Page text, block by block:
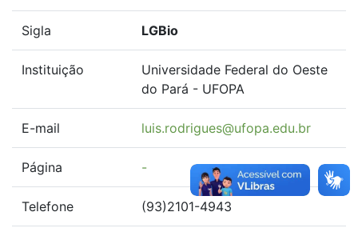
Sigla LGBio
Instituição
Universidade Federal do Oeste
do Pará - UFOPA
E-mail luis.rodrigues@ufopa.edu.br
Página -
Telefone (93)2101-4943